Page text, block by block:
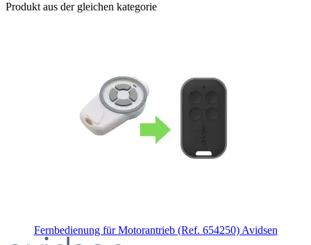
Produkt aus der gleichen kategorie
Fernbedienung für Motorantrieb (Ref. 654250) Avidsen